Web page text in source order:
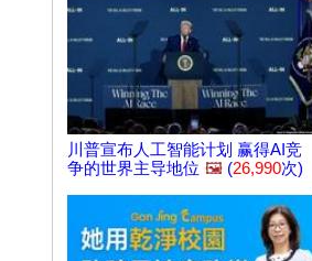
川普宣布人工智能计划 赢得AI竞
争的世界主导地位 🖼️ (26,990次)